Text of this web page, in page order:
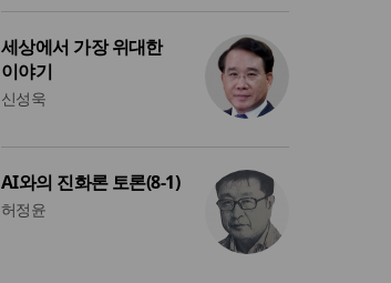
세상에서 가장 위대한
이야기
신성욱
AI와의 진화론 토론(8-1)
허정윤